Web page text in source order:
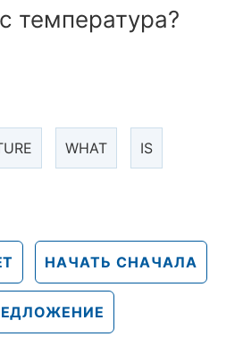
температура?
WHAT IS
НАЧАТЬ СНАЧАЛА